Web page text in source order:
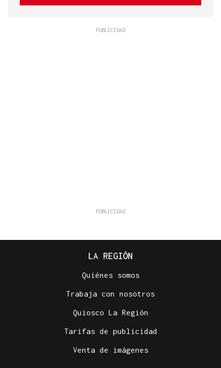
LA REGIÓN
Quiénes somos
Trabaja con nosotros
Quiosco La Región
Tarifas de publicidad
Venta de imágenes